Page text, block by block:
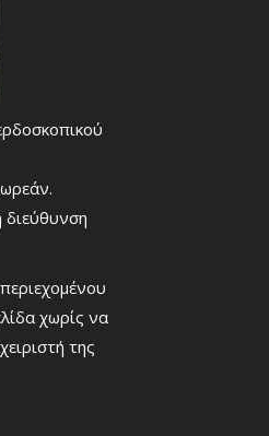
διεύθυνση
χωρίς να
της